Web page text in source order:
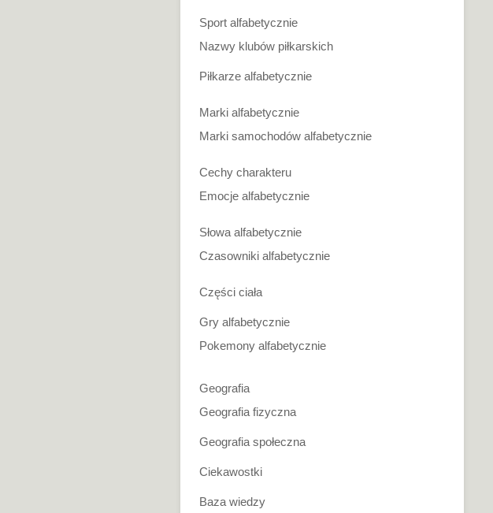
Sport alfabetycznie
Nazwy klubów piłkarskich
Piłkarze alfabetycznie
Marki alfabetycznie
Marki samochodów alfabetycznie
Cechy charakteru
Emocje alfabetycznie
Słowa alfabetycznie
Czasowniki alfabetycznie
Części ciała
Gry alfabetycznie
Pokemony alfabetycznie
Geografia
Geografia fizyczna
Geografia społeczna
Ciekawostki
Baza wiedzy